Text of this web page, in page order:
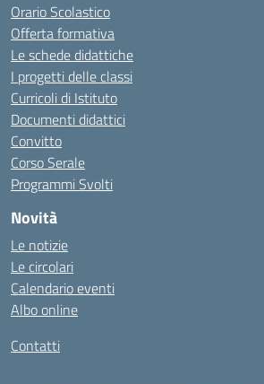
Orario Scolastico
Offerta formativa
Le schede didattiche
I progetti delle classi
Curricoli di Istituto
Documenti didattici
Convitto
Corso Serale
Programmi Svolti
Novità
Le notizie
Le circolari
Calendario eventi
Albo online
Contatti